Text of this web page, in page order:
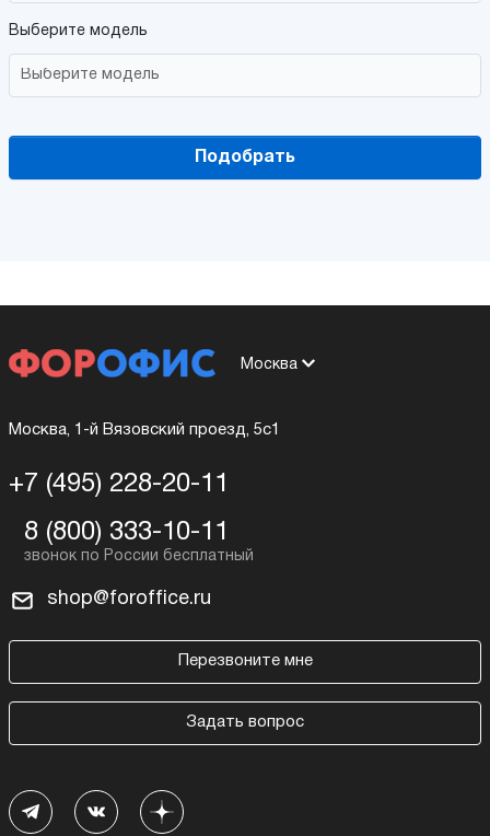
Выберите модель
Подобрать
Москва
Москва, 1-й Вязовский проезд, 5с1
+7 (495) 228-20-11
8 (800) 333-10-11
shop@foroffice.ru
Перезвоните мне
Задать вопрос